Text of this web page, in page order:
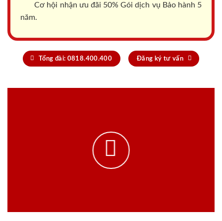
Cơ hội nhận ưu đãi 50% Gói dịch vụ Bảo hành 5
năm.
Tổng đài: 0818.400.400 Đăng ký tư vấn